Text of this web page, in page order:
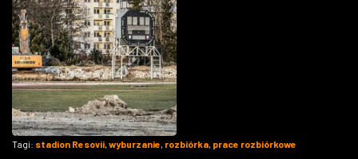
Tagi: stadion Resovii wyburzanie rozbiórka prace rozbiórkowe